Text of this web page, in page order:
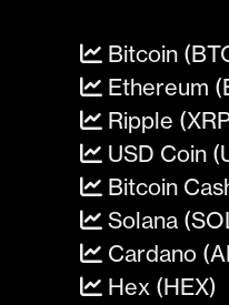
Bitcoin
Ethereum
Ripple
USD Coin
Bitcoin
Solana
Cardano
Hex (HEX)